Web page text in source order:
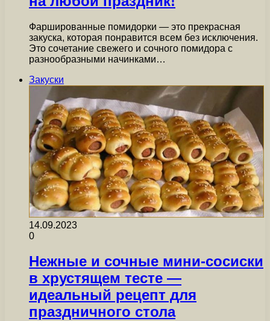
Фаршированные помидорки — это прекрасная
закуска, которая понравится всем без исключения.
Это сочетание свежего и сочного помидора с
разнообразными начинками…
Закуски
14.09.2023
0
Нежные и сочные мини-сосиски
в хрустящем тесте —
идеальный рецепт для
праздничного стола